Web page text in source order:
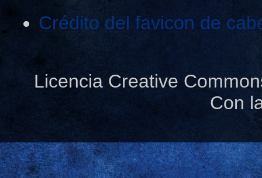
Crédito del favicon de
Licencia Creative
Con